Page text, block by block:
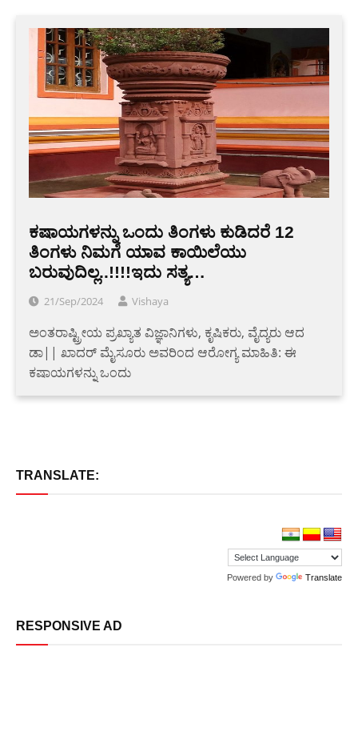
ಕಷಾಯಗಳನ್ನು ಒಂದು ತಿಂಗಳು ಕುಡಿದರೆ 12
ತಿಂಗಳು ನಿಮಗೆ ಯಾವ ಕಾಯಿಲೆಯು
ಬರುವುದಿಲ್ಲ..!!!!ಇದು ಸತ್ಯ…
21/Sep/2024 Vishaya
ಅಂತರಾಷ್ಟ್ರೀಯ ಪ್ರಖ್ಯಾತ ವಿಜ್ಞಾನಿಗಳು, ಕೃಷಿಕರು, ವೈದ್ಯರು ಆದ
ಡಾ|| ಖಾದರ್ ಮೈಸೂರು ಅವರಿಂದ ಆರೋಗ್ಯ ಮಾಹಿತಿ: ಈ
ಕಷಾಯಗಳನ್ನು ಒಂದು
TRANSLATE:
Powered by Translate
RESPONSIVE AD